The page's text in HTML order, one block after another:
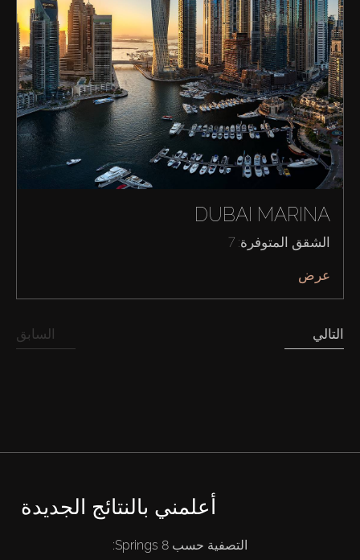
DUBAI MARINA
الشقق المتوفرة: 7
عرض
السابق التالي
أعلمني بالنتائج الجديدة
التصفية حسب Springs 8: